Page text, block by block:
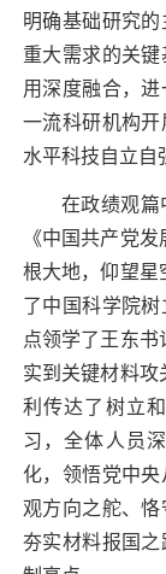
明确基础研究
重大需求的关
用深度融合，
一流科研机构
水平科技自立自
在政绩观篇
《中国共产党
根大地，仰望星
了中国科学院
点领学了王东书
实到关键材料攻
利传达了树立
习，全体人员
化，领悟党中
观方向之舵、恪
夯实材料报国